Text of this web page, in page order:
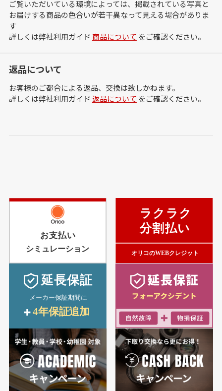
ご覧いただいている環境によっては、掲載されている写真と
お届けする商品の色合いが若干異なって見える場合がありま
す
詳しくは弊社利用ガイド 商品について をご確認ください。
返品について
お客様のご都合による返品、交換は致しかねます。
詳しくは弊社利用ガイド 返品について をご確認ください。